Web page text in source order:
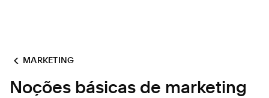
MARKETING
Noções básicas de marketing